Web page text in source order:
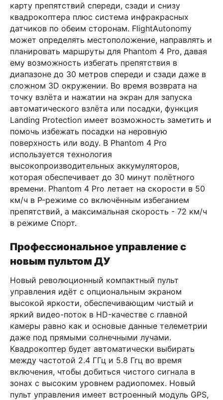
карту препятствий спереди, сзади и снизу
квадрокоптера плюс система инфракрасных
датчиков по обеим сторонам. FlightAutonomy
может определять местоположение, направлять и
планировать маршруты для Phantom 4 Pro, давая
ему возможность избегать препятствия в
диапазоне до 30 метров спереди и сзади даже в
сложном 3D окружении. Во время возврата на
точку взлёта и нажатии на экран для запуска
автоматического взлёта или посадки, функция
Landing Protection имеет возможность заметить и
помочь избежать посадки на неровную
поверхность или воду. В Phantom 4 Pro
используется технология
высокопроизводительных аккумуляторов,
которая обеспечивает до 30 минут полётного
времени. Phantom 4 Pro летает на скорости в 50
км/ч в P-режиме со включённым избеганием
препятствий, а максимальная скорость - 72 км/ч
в режиме Спорт.
Профессиональное управление с
новым пультом ДУ
Новый революционный компактный пульт
управления идёт с опциональным экраном
высокой яркости, обеспечивающим чистый и
яркий видео-поток в HD-качестве с главной
камеры равно как и основые данные телеметрии
даже под прямыми солнечными лучами.
Квадрокоптер будет автоматически выбирать
между частотой 2.4 ГГц и 5.8 Ггц во время
включения, чтобы добиться чистого сигнала в
зонах с высоким уровнем радиопомех. Новый
пульт управления имеет встроенный модуль GPS,